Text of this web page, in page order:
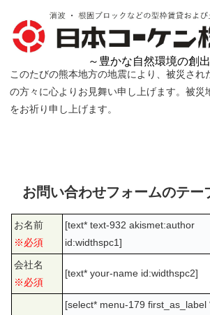
～豊かな自然環境の創
このたびの熊本地方の地震により、被災され
の方々に心よりお見舞い申し上げます。被災
をお祈り申し上げます。
お問い合わせフォームのテー
お名前
※必須
[text* text-932 akismet:author
id:widthspc1]
会社名
※必須
[text* your-name id:widthspc2]
[select* menu-179 first_as_label